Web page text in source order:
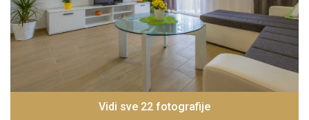
Vidi sve 22 fotografije